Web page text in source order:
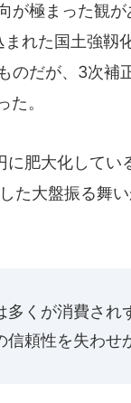
が極まった観
れた国土強靱
のだが、3次補
。
肥大化してい
た大盤振る舞
多くが消費され
頼性を失わせ